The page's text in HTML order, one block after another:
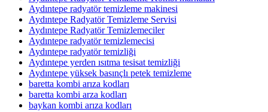
Aydıntepe radyatör temizleme makinesi
Aydıntepe Radyatör Temizleme Servisi
Aydıntepe Radyatör Temizlemeciler
Aydıntepe radyatör temizlemecisi
Aydıntepe radyatör temizliği
Aydıntepe yerden ısıtma tesisat temizliği
Aydıntepe yüksek basınçlı petek temizleme
baretta kombi arıza kodları
baretta kombi arza kodları
baykan kombi arıza kodları